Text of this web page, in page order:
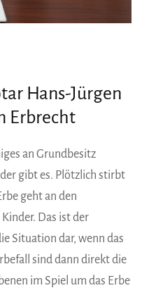
Hans-Jürgen
Erbrecht
an Grundbesitz
gibt es. Plötzlich stirbt
geht an den
Das ist der
Situation dar, wenn das
sind dann direkt die
im Spiel um das Erbe